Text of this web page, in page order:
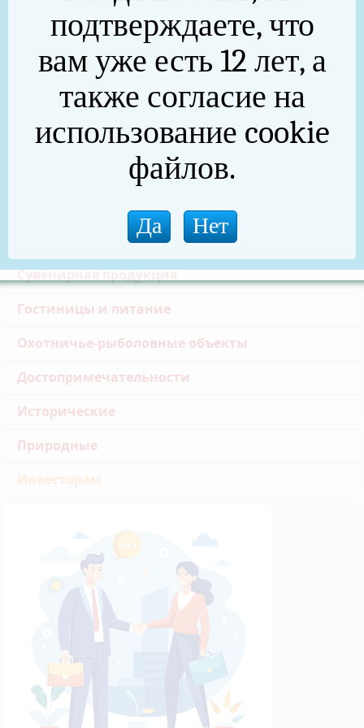
муниципального района Челябинской области
Презентация проекта гидропарка на
Нязепетровском водохранилище
(.pdf)
Сувенирная продукция
Гостиницы и питание
Охотничье-рыболовные объекты
Достопримечательности
Исторические
Природные
Инвесторам
подтверждаете, что
вам уже есть 12 лет, а
также согласие на
использование cookie
файлов.